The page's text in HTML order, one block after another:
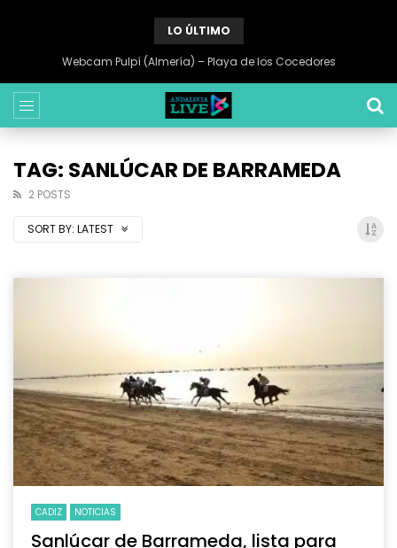
LO ÚLTIMO
Webcam Pulpí (Almería) – Playa de los Cocedores
TAG: SANLÚCAR DE BARRAMEDA
2 POSTS
SORT BY: LATEST
CADIZ NOTICIAS
Sanlúcar de Barrameda, lista para